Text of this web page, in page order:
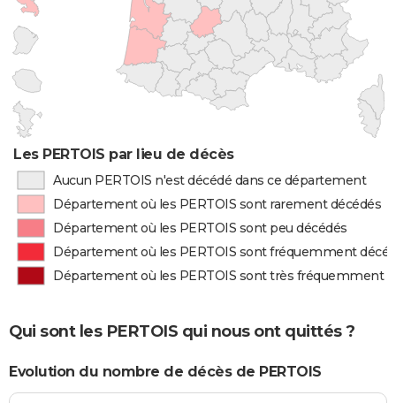
Les PERTOIS par lieu de décès
Aucun PERTOIS n'est décédé dans ce département
Département où les PERTOIS sont rarement décédés
Département où les PERTOIS sont peu décédés
Département où les PERTOIS sont fréquemment
Département où les PERTOIS sont très fréquemment
Qui sont les PERTOIS qui nous ont quittés ?
Evolution du nombre de décès de PERTOIS